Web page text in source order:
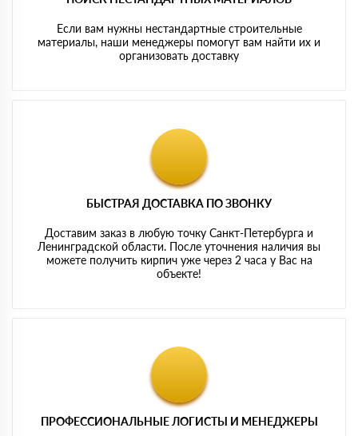
Если вам нужны нестандартные строительные
материалы, наши менеджеры помогут вам найти их и
организовать доставку
БЫСТРАЯ ДОСТАВКА ПО ЗВОНКУ
Доставим заказ в любую точку Санкт-Петербурга и
Ленинградской области. После уточнения наличия вы
можете получить кирпич уже через 2 часа у Вас на
объекте!
ПРОФЕССИОНАЛЬНЫЕ ЛОГИСТЫ И МЕНЕДЖЕРЫ